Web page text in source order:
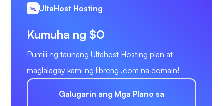
UltaHost Hosting
Kumuha ng $0
Pumili ng taunang Ultahost Hosting plan at
maglalagay kami ng libreng .com na domain!
Galugarin ang Mga Plano sa